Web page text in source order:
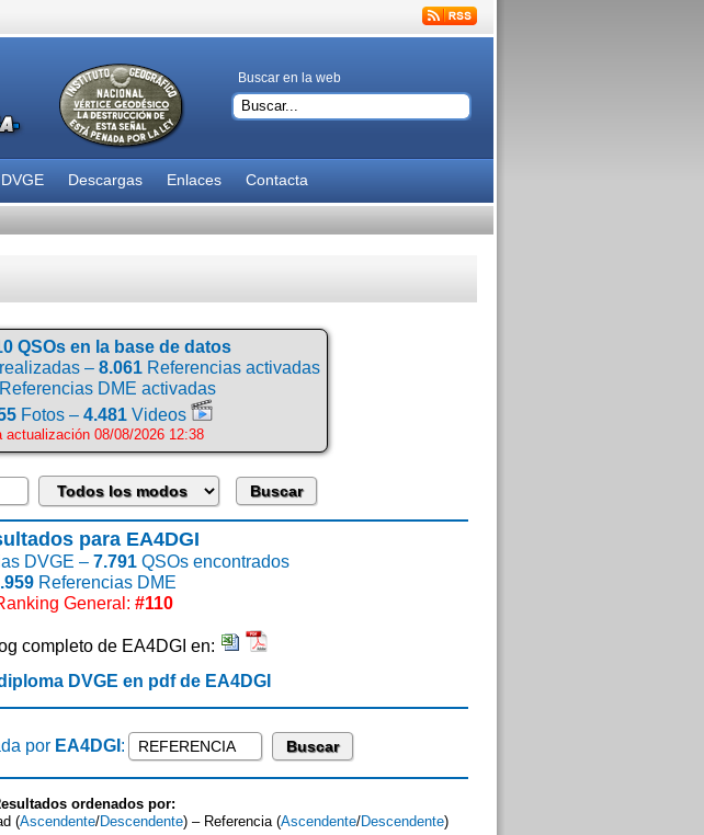
Buscar en la web
Descargas Enlaces Contacta
QSOs en la base de datos
– 8.061Referencias activadas
DME activadas
Fotos – 4.481 Videos
actualización 08/08/2026 12:38
para EA4DGI
DVGE – 7.791QSOs encontrados
Referencias DME
General: #110
completo de EA4DGI en:
DVGE en pdf de EA4DGI
por EA4DGI :
ordenados por:
(Ascendente/Descendente) – Referencia (Ascendente/Descendente)